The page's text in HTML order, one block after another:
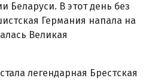
Беларуси. В этот день без
Германия напала на
Великая
легендарная Брестская